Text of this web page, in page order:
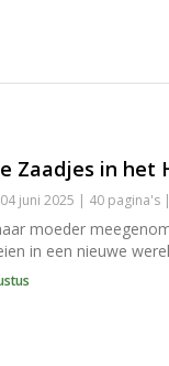
Zaadjes in het
juni 2025 | 40 pagina's
moeder
in een nieuwe